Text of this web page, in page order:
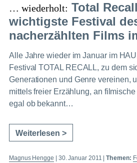
… wiederholt: Total
wichtigste Festival
nacherzählten Films
Alle Jahre wieder im Januar im
Festival TOTAL RECALL, zu dem
Generationen und Genre vereinen,
mittels freier Erzählung, an
egal ob bekannt…
Weiterlesen >
Magnus Hengge 30. Januar 2011 |Themen: